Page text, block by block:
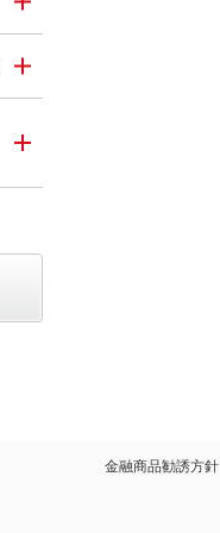
金融商品勧誘方針